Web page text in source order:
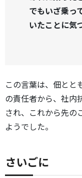
でもいざ乗っ
いたことに気
この言葉は、佃とと
の責任者から、社内
され、これから先の
ようでした。
さいごに